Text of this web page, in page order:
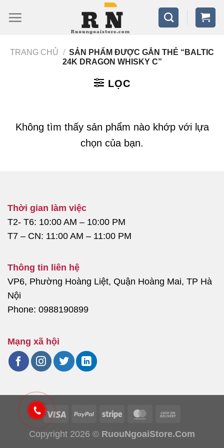
qua
dungTRANG CHỦ / SẢN PHẨM ĐƯỢC GẮN THẺ “BALTIC
24K DRAGON WHISKY C”
LỌC
Không tìm thấy sản phẩm nào khớp với lựa
chọn của bạn.
Thời gian làm việc
T2- T6: 10:00 AM – 10:00 PM
T7 – CN: 11:00 AM – 11:00 PM
Thông tin liên hệ
VP6, Phường Hoàng Liệt, Quận Hoàng Mai, TP Hà
Nội
Phone: 0988190899
Mạng xã hội
Copyright 2026 © RuouNgoaiStore.Com